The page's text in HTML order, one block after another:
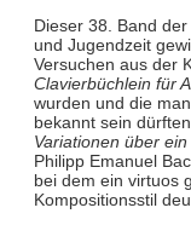
Dieser 38. Band
und Jugendzeit
Versuchen aus der
Clavierbüchlein für
wurden und die
bekannt sein
Variationen über
Philipp Emanuel
bei dem ein virtuos
Kompositionsstil